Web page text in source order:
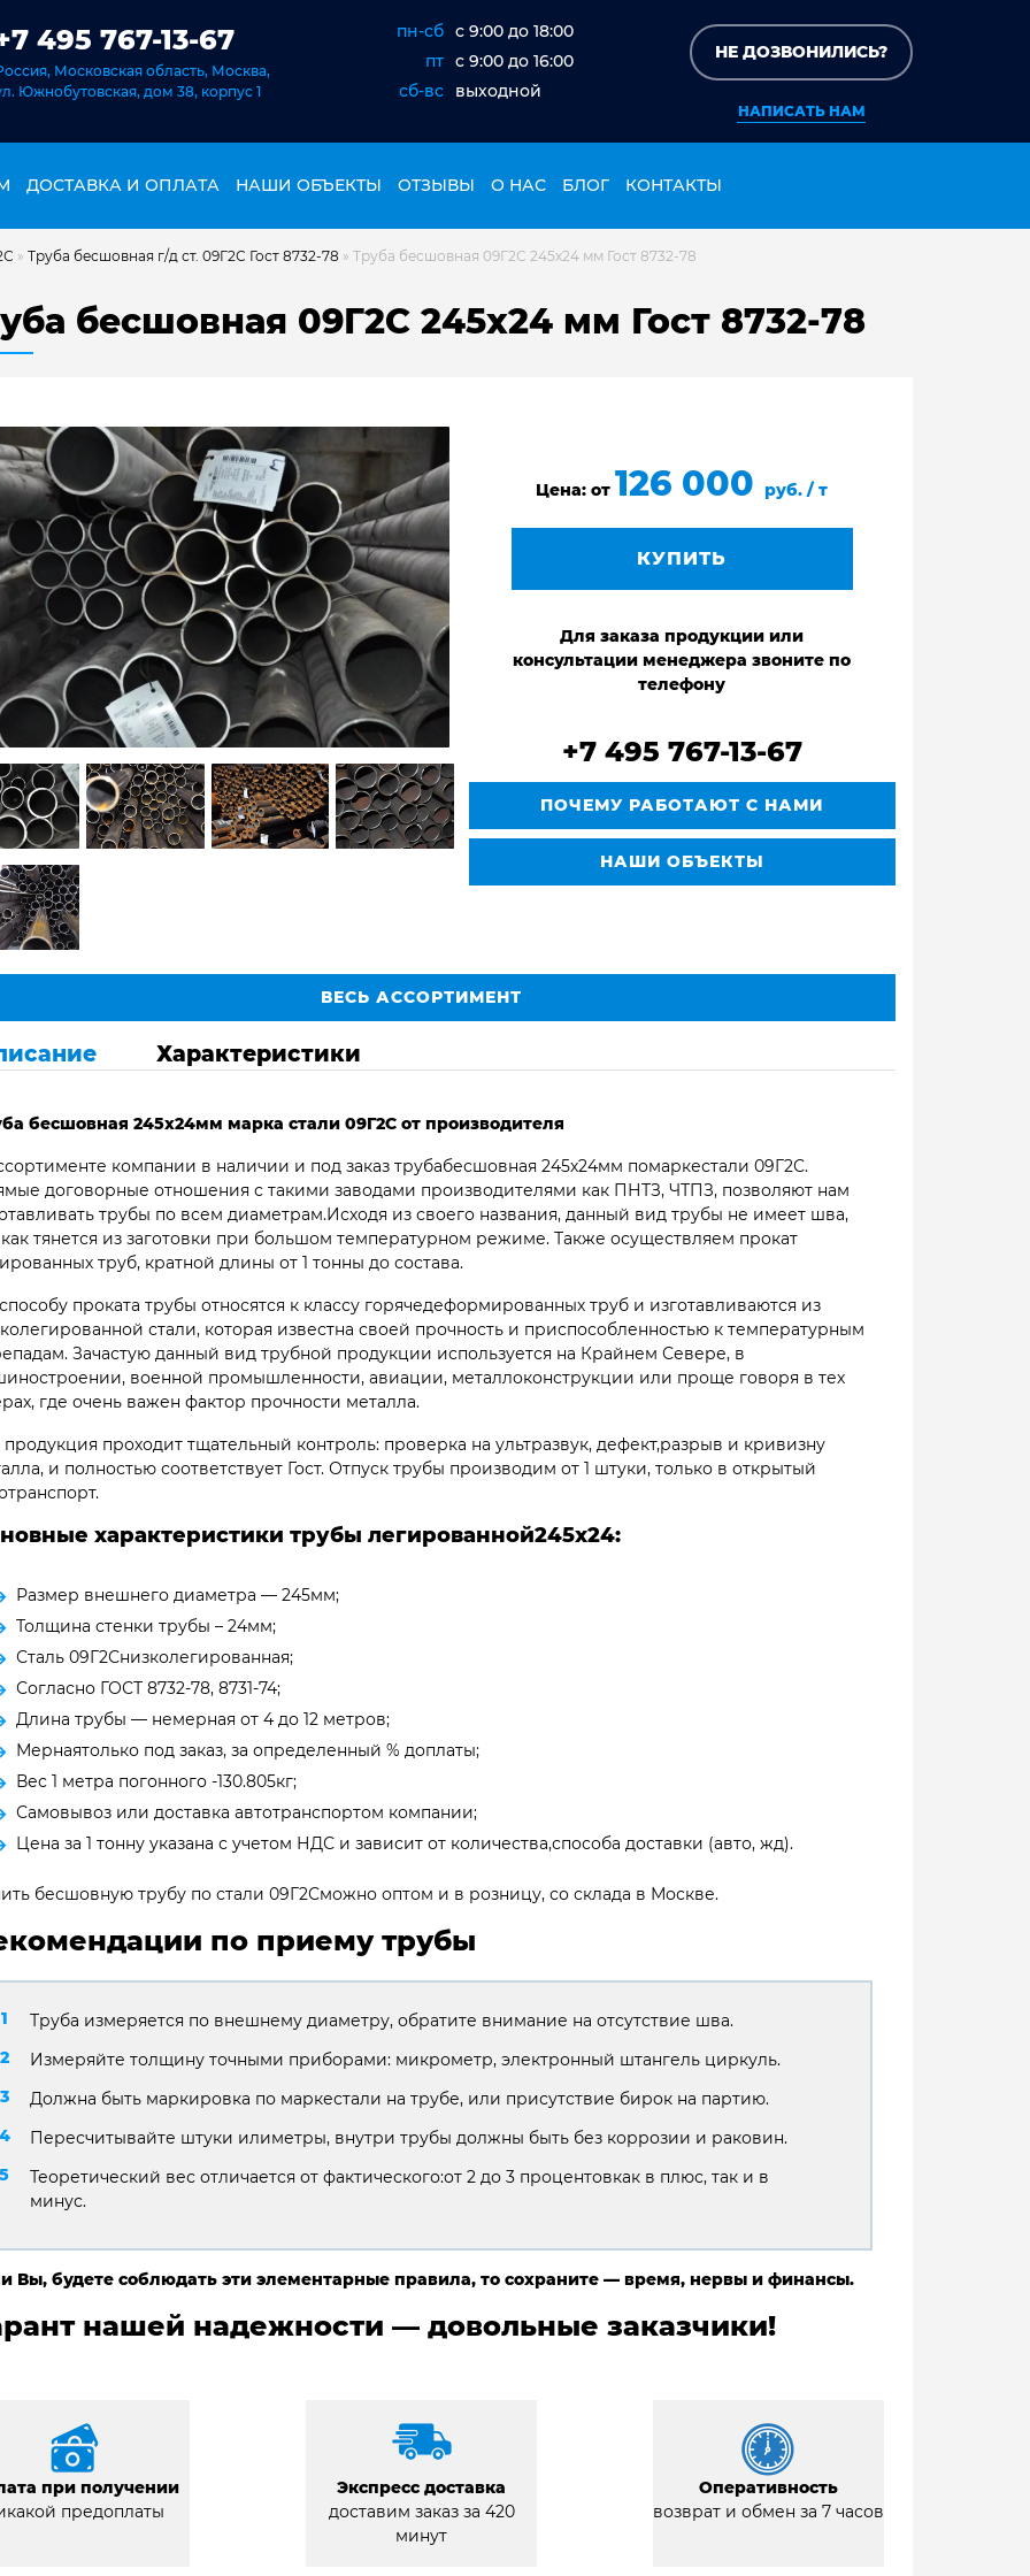
495 767-13-67
Московская область, Москва,
Южнобутовская, дом 38, корпус 1
пн-сб c 9:00 до 18:00
пт c 9:00 до 16:00
сб-вс
выходной
НЕ ДОЗВОНИЛИСЬ?
НАПИСАТЬ НАМ
ДОСТАВКА И ОПЛАТА НАШИ ОБЪЕКТЫ ОТЗЫВЫ О НАС БЛОГ КОНТАКТЫ
» Труба бесшовная г/д ст. 09Г2С Гост 8732-78 » Труба бесшовная 09Г2С 245х24 мм Гост 8732-78
бесшовная 09Г2С 245х24 мм Гост 8732-78
Цена: от 126 000руб. / т
КУПИТЬ
Для заказа продукции или
консультации менеджера звоните по
телефону
+7 495 767-13-67
ПОЧЕМУ РАБОТАЮТ С НАМИ
НАШИ ОБЪЕКТЫ
ВЕСЬ АССОРТИМЕНТ
Характеристики
бесшовная 245х24мм марка стали 09Г2С от производителя
компании в наличии и под заказ трубабесшовная 245х24мм помаркестали 09Г2С.
договорные отношения с такими заводами производителями как ПНТЗ, ЧТПЗ, позволяют нам
трубы по всем диаметрам.Исходя из своего названия, данный вид трубы не имеет шва,
как тянется из заготовки при большом температурном режиме. Также осуществляем прокат
труб, кратной длины от 1 тонны до состава.
проката трубы относятся к классу горячедеформированных труб и изготавливаются из
стали, которая известна своей прочность и приспособленностью к температурным
Зачастую данный вид трубной продукции используется на Крайнем Севере, в
военной промышленности, авиации, металлоконструкции или проще говоря в тех
где очень важен фактор прочности металла.
продукция проходит тщательный контроль: проверка на ультразвук, дефект,разрыв и кривизну
и полностью соответствует Гост. Отпуск трубы производим от 1 штуки, только в открытый
характеристики трубы легированной245х24:
Размер внешнего диаметра — 245мм;
Толщина стенки трубы – 24мм;
Сталь 09Г2Снизколегированная;
Согласно ГОСТ 8732-78, 8731-74;
Длина трубы — немерная от 4 до 12 метров;
Мернаятолько под заказ, за определенный % доплаты;
Вес 1 метра погонного -130.805кг;
Самовывоз или доставка автотранспортом компании;
Цена за 1 тонну указана с учетом НДС и зависит от количества,способа доставки (авто, жд).
бесшовную трубу по стали 09Г2Сможно оптом и в розницу, со склада в Москве.
по приему трубы
Труба измеряется по внешнему диаметру, обратите внимание на отсутствие шва.
Измеряйте толщину точными приборами: микрометр, электронный штангель циркуль.
Должна быть маркировка по маркестали на трубе, или присутствие бирок на партию.
Пересчитывайте штуки илиметры, внутри трубы должны быть без коррозии и раковин.
Теоретический вес отличается от фактического:от 2 до 3 процентовкак в плюс, так и в
минус.
Вы, будете соблюдать эти элементарные правила, то сохраните — время, нервы и финансы.
нашей надежности — довольные заказчики!
при получении
предоплаты
Экспресс доставка
доставим заказ за 420
минут
Оперативность
возврат и обмен за 7 часов